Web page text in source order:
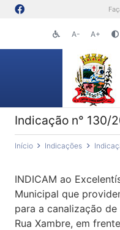
A- A+
Indicação n° 130/
Início Indicações
INDICAM ao
Municipal que
para a canalização
Rua Xambre, em